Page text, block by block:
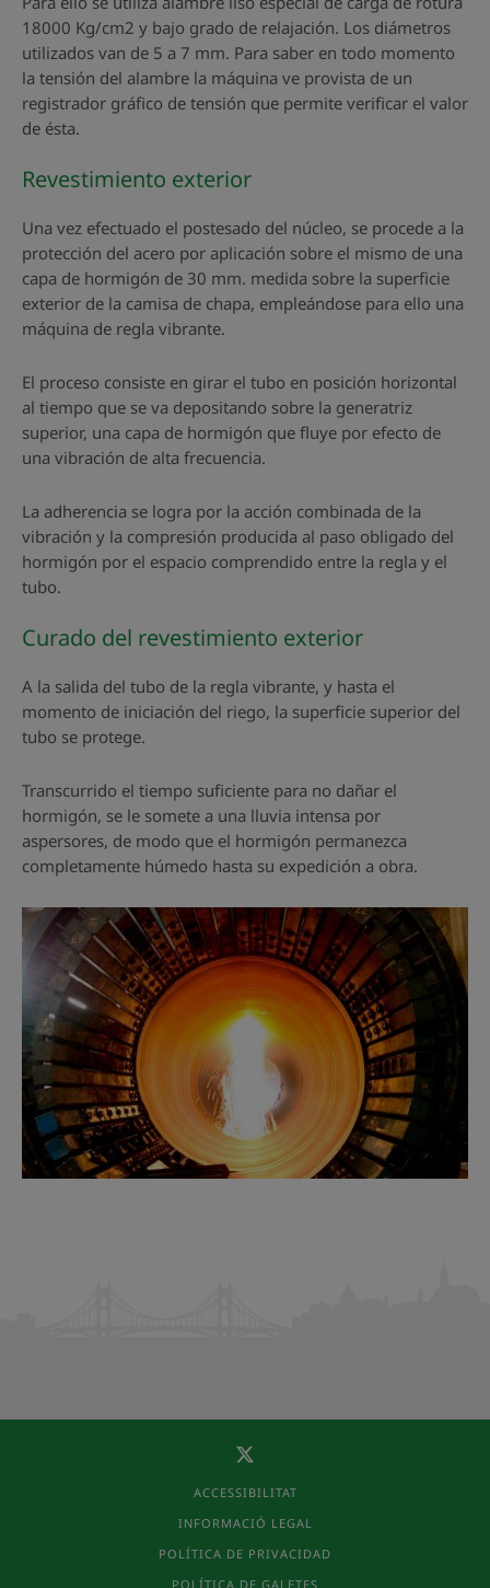
18000 Kg/cm2 y bajo grado de relajación. Los diámetros
utilizados van de 5 a 7 mm. Para saber en todo momento
la tensión del alambre la máquina ve provista de un
registrador gráfico de tensión que permite verificar el valor
de ésta.
Revestimiento exterior
Una vez efectuado el postesado del núcleo, se procede a la
protección del acero por aplicación sobre el mismo de una
capa de hormigón de 30 mm. medida sobre la superficie
exterior de la camisa de chapa, empleándose para ello una
máquina de regla vibrante.
El proceso consiste en girar el tubo en posición horizontal
al tiempo que se va depositando sobre la generatriz
superior, una capa de hormigón que fluye por efecto de
una vibración de alta frecuencia.
La adherencia se logra por la acción combinada de la
vibración y la compresión producida al paso obligado del
hormigón por el espacio comprendido entre la regla y el
tubo.
Curado del revestimiento exterior
A la salida del tubo de la regla vibrante, y hasta el
momento de iniciación del riego, la superficie superior del
tubo se protege.
Transcurrido el tiempo suficiente para no dañar el
hormigón, se le somete a una lluvia intensa por
aspersores, de modo que el hormigón permanezca
completamente húmedo hasta su expedición a obra.
ACCESSIBILITAT
INFORMACIÓ LEGAL
POLÍTICA DE PRIVACIDAD
POLÍTICA DE GALETES